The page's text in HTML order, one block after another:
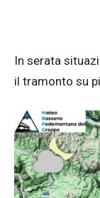
In serata
il tramonto su